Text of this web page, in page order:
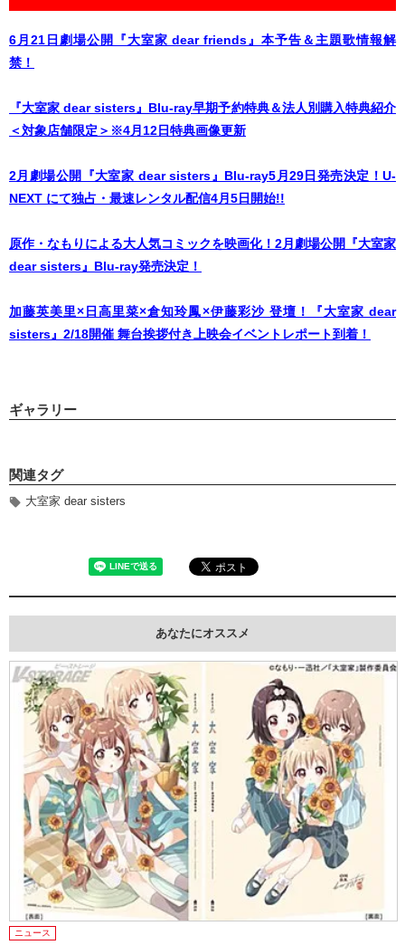
6月21日劇場公開『大室家 dear friends』本予告＆主題歌情報解
禁！
『大室家 dear sisters』Blu-ray早期予約特典＆法人別購入特典紹介
＜対象店舗限定＞※4月12日特典画像更新
2月劇場公開『大室家 dear sisters』Blu-ray5月29日発売決定！U-
NEXT にて独占・最速レンタル配信4月5日開始!!
原作・なもりによる大人気コミックを映画化！2月劇場公開『大室家
dear sisters』Blu-ray発売決定！
加藤英美里×日高里菜×倉知玲鳳×伊藤彩沙 登壇！『大室家 dear
sisters』2/18開催 舞台挨拶付き上映会イベントレポート到着！
ギャラリー
関連タグ
大室家 dear sisters
あなたにオススメ
ニュース